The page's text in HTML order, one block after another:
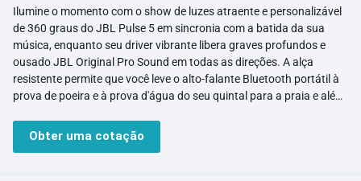
Ilumine o momento com o show de luzes atraente e personalizável
de 360 graus do JBL Pulse 5 em sincronia com a batida da sua
música, enquanto seu driver vibrante libera graves profundos e
ousado JBL Original Pro Sound em todas as direções. A alça
resistente permite que você leve o alto-falante Bluetooth portátil à
prova de poeira e à prova d'água do seu quintal para a praia e além.
PartyBoost para emparelhar vários alto-falantes compatíveis
sempre que quiser aumentar o som e aprimorar a experiência.
Obter uma cotação